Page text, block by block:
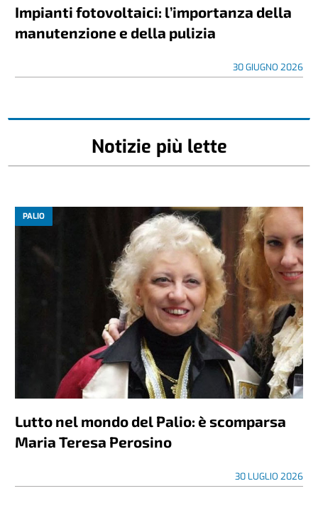
Impianti fotovoltaici: l’importanza della
manutenzione e della pulizia
30 GIUGNO 2026
Notizie più lette
PALIO
Lutto nel mondo del Palio: è scomparsa
Maria Teresa Perosino
30 LUGLIO 2026